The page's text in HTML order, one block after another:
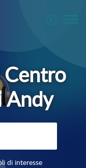
di interesse